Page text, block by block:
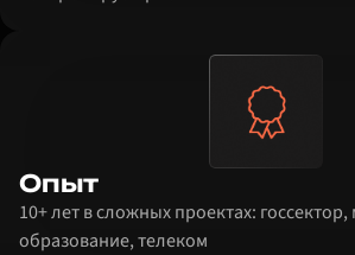
Опыт
10+ лет в сложных проектах:
образование, телеком